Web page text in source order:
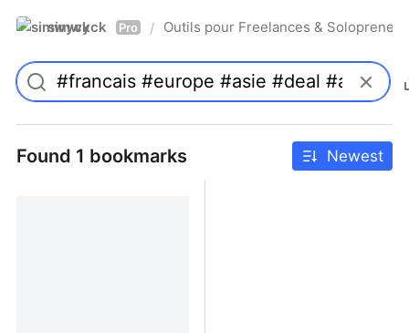
simwyck Pro / Outils pour Freelances &
Found 1 bookmarks Newest